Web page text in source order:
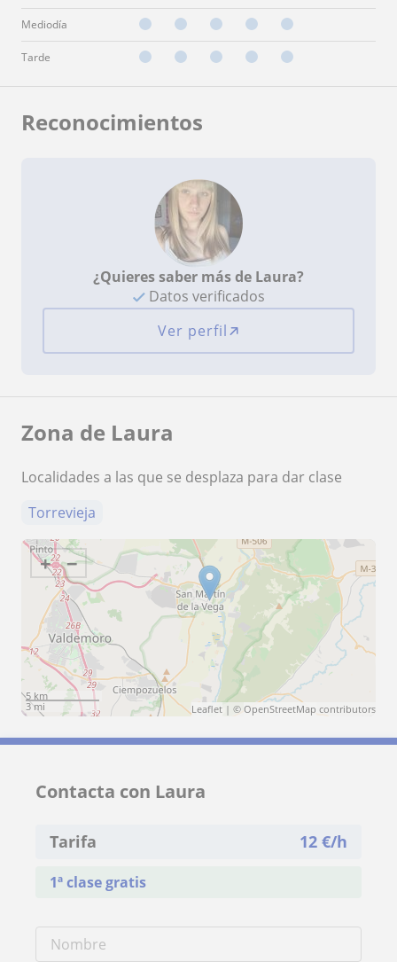
Mediodía
Tarde
Reconocimientos
¿Quieres saber más de Laura?
Datos verificados
Ver perfil
Zona de Laura
Localidades a las que se desplaza para dar clase
Torrevieja
+ −
5 km
3 mi
Leaflet | © OpenStreetMap contributors
Contacta con Laura
Tarifa 12 €/h
1ª clase gratis